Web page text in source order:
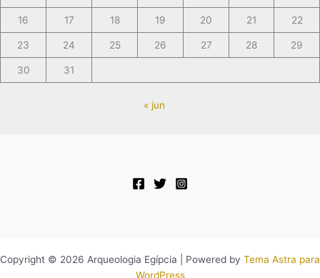
16 17 18 19 20 21 22
23 24 25 26 27 28 29
30 31
« jun
Copyright © 2026 Arqueologia Egípcia | Powered by Tema Astra para
WordPress